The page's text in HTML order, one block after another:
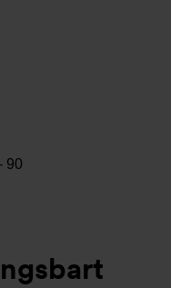
90